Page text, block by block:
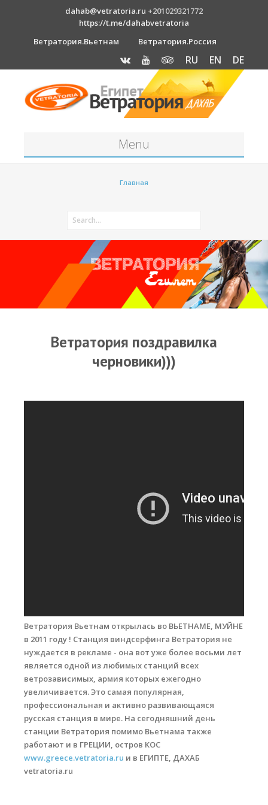
dahab@vetratoria.ru +201029321772
https://t.me/dahabvetratoria
Ветратория.Вьетнам
Ветратория.Россия
RU EN DE
Menu
Как к нам добраться?
Отель Canion
Прогноз погоды
Оборудование
Виртуальный тур Ганет Синай
Медиа архив
Фотки
Ветратория Россия
Ветратория.Египет
Обучение виндсерфингу
Прокат оборудования
Прокат Винг Фоил
Продажа оборудования
Главная
Ветратория поздравилка
черновики)))
Ветратория Вьетнам открылась во ВЬЕТНАМЕ, МУЙНЕ
в 2011 году ! Станция виндсерфинга Ветратория не
нуждается в рекламе - она вот уже более восьми лет
является одной из любимых станций всех
ветрозависимых, армия которых ежегодно
увеличивается. Это самая популярная,
профессиональная и активно развивающаяся
русская станция в мире. На сегодняшний день
станции Ветратория помимо Вьетнама также
работают и в ГРЕЦИИ, остров КОС
www.greece.vetratoria.ru и в ЕГИПТЕ, ДАХАБ
vetratoria.ru